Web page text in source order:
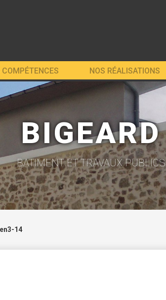
COMPÉTENCES NOS RÉALISATIONS
BIGEARD
BATIMENT ET TRAVAUX PUBLICS
14